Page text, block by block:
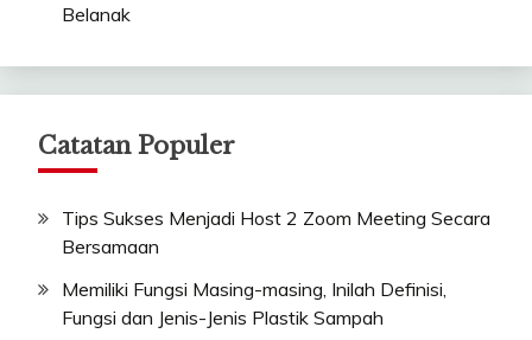
Belanak
Catatan Populer
Tips Sukses Menjadi Host 2 Zoom Meeting Secara
Bersamaan
Memiliki Fungsi Masing-masing, Inilah Definisi,
Fungsi dan Jenis-Jenis Plastik Sampah